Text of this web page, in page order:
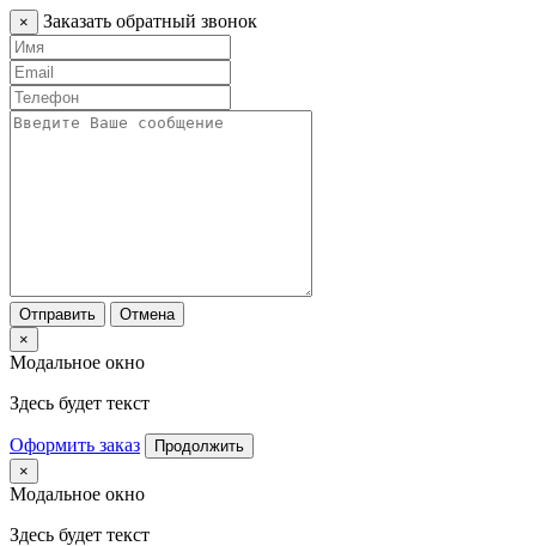
× Заказать обратный звонок
Отправить
Отмена
×
Модальное окно
Здесь будет текст
Оформить заказ
Продолжить
×
Модальное окно
Здесь будет текст